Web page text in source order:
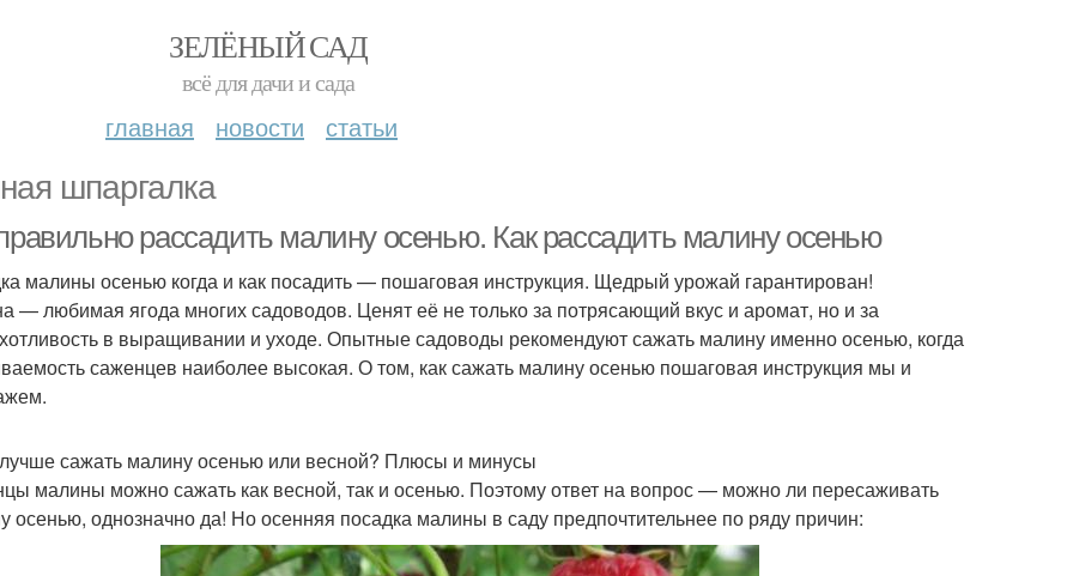
ЗЕЛЁНЫЙ САД
всё для дачи и сада
главная новости статьи
шпаргалка
рассадить малину осенью. Как рассадить малину осенью
малины осенью когда и как посадить — пошаговая инструкция. Щедрый урожай гарантирован!
— любимая ягода многих садоводов. Ценят её не только за потрясающий вкус и аромат, но и за
в выращивании и уходе. Опытные садоводы рекомендуют сажать малину именно осенью, когда
саженцев наиболее высокая. О том, как сажать малину осенью пошаговая инструкция мы и
сажать малину осенью или весной? Плюсы и минусы
малины можно сажать как весной, так и осенью. Поэтому ответ на вопрос — можно ли пересаживать
осенью, однозначно да! Но осенняя посадка малины в саду предпочтительнее по ряду причин: